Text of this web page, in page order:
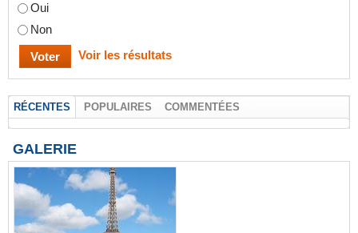
Oui
Non
Voir les résultats
RÉCENTES POPULAIRES COMMENTÉES
GALERIE